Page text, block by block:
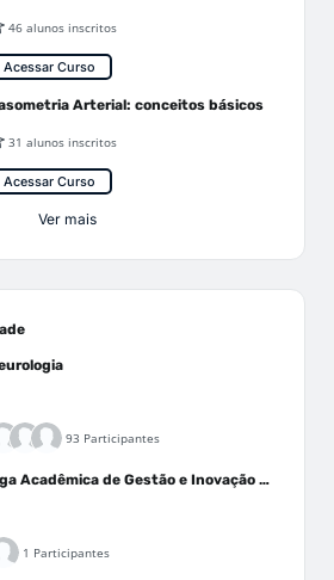
46 alunos inscritos
Acessar Curso
Arterial: conceitos básicos
31 alunos inscritos
Acessar Curso
Ver mais
93 Participantes
Liga Acadêmica de Gestão e Inovação Médica - LAGIM
1 Participantes